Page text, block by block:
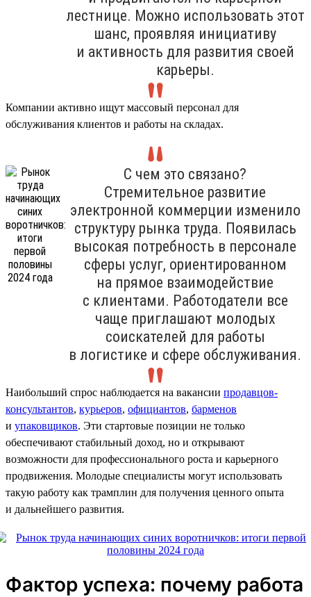
лестнице. Можно использовать этот
шанс, проявляя инициативу
и активность для развития своей
карьеры.
Компании активно ищут массовый персонал для
обслуживания клиентов и работы на складах.
С чем это связано?
Стремительное развитие
электронной коммерции изменило
структуру рынка труда. Появилась
высокая потребность в персонале
сферы услуг, ориентированном
на прямое взаимодействие
с клиентами. Работодатели все
чаще приглашают молодых
соискателей для работы
в логистике и сфере обслуживания.
Наибольший спрос наблюдается на вакансии продавцов-
консультантов, курьеров, официантов, барменов
и упаковщиков. Эти стартовые позиции не только
обеспечивают стабильный доход, но и открывают
возможности для профессионального роста и карьерного
продвижения. Молодые специалисты могут использовать
такую работу как трамплин для получения ценного опыта
и дальнейшего развития.
Фактор успеха: почему работа